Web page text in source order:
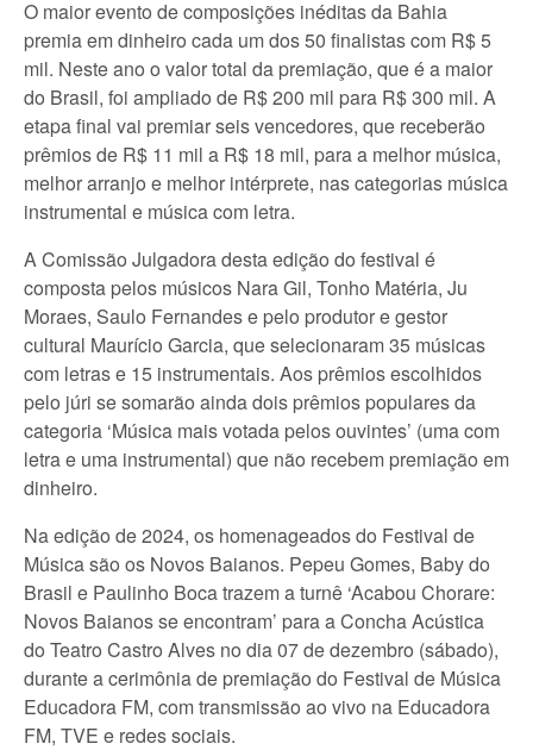
O maior evento de composições inéditas da Bahia
premia em dinheiro cada um dos 50 finalistas com R$ 5
mil. Neste ano o valor total da premiação, que é a maior
do Brasil, foi ampliado de R$ 200 mil para R$ 300 mil. A
etapa final vai premiar seis vencedores, que receberão
prêmios de R$ 11 mil a R$ 18 mil, para a melhor música,
melhor arranjo e melhor intérprete, nas categorias música
instrumental e música com letra.
A Comissão Julgadora desta edição do festival é
composta pelos músicos Nara Gil, Tonho Matéria, Ju
Moraes, Saulo Fernandes e pelo produtor e gestor
cultural Maurício Garcia, que selecionaram 35 músicas
com letras e 15 instrumentais. Aos prêmios escolhidos
pelo júri se somarão ainda dois prêmios populares da
categoria ‘Música mais votada pelos ouvintes’ (uma com
letra e uma instrumental) que não recebem premiação em
dinheiro.
Na edição de 2024, os homenageados do Festival de
Música são os Novos Baianos. Pepeu Gomes, Baby do
Brasil e Paulinho Boca trazem a turnê ‘Acabou Chorare:
Novos Baianos se encontram’ para a Concha Acústica
do Teatro Castro Alves no dia 07 de dezembro (sábado),
durante a cerimônia de premiação do Festival de Música
Educadora FM, com transmissão ao vivo na Educadora
FM, TVE e redes sociais.